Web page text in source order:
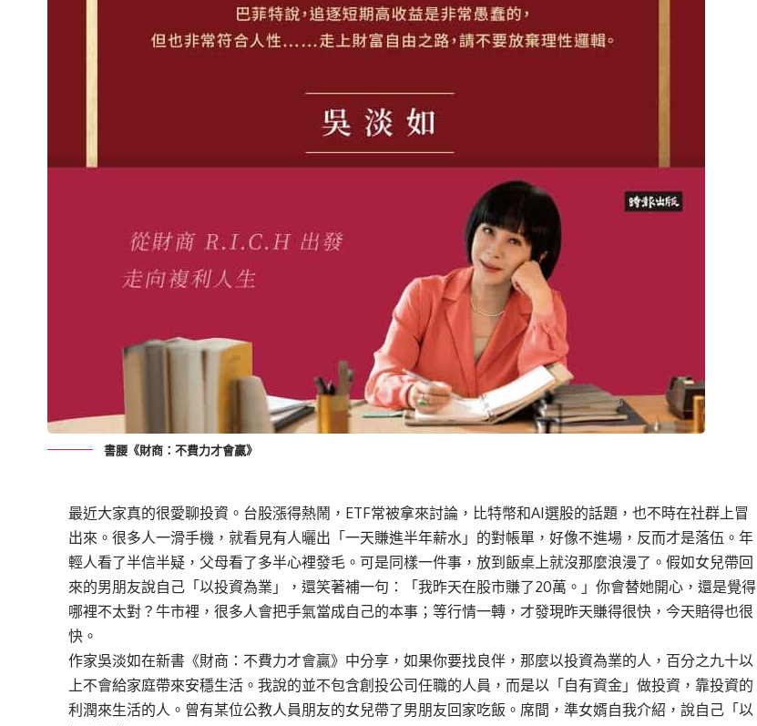
書腰《財商：不費力才會贏》
最近大家真的很愛聊投資。台股漲得熱鬧，ETF常被拿來討論，比特幣和AI選股的話題，也不時在社群上冒
出來。很多人一滑手機，就看見有人曬出「一天賺進半年薪水」的對帳單，好像不進場，反而才是落伍。年
輕人看了半信半疑，父母看了多半心裡發毛。可是同樣一件事，放到飯桌上就沒那麼浪漫了。假如女兒帶回
來的男朋友說自己「以投資為業」，還笑著補一句：「我昨天在股市賺了20萬。」你會替她開心，還是覺得
哪裡不太對？牛市裡，很多人會把手氣當成自己的本事；等行情一轉，才發現昨天賺得很快，今天賠得也很
快。
作家吳淡如在新書 《財商：不費力才會贏》 中分享，如果你要找良伴，那麼以投資為業的人，百分之九十以
上不會給家庭帶來安穩生活。我說的並不包含創投公司任職的人員，而是以「自有資金」做投資，靠投資的
利潤來生活的人。曾有某位公教人員朋友的女兒帶了男朋友回家吃飯。席間，準女婿自我介紹，說自己「以